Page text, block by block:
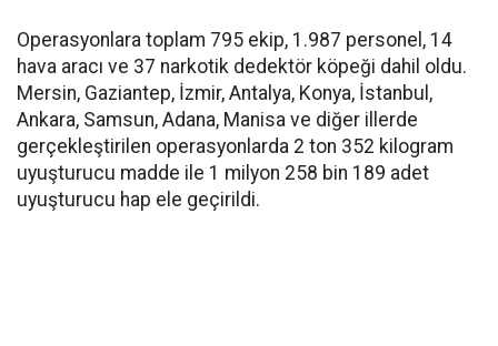
Operasyonlara toplam 795 ekip, 1.987 personel, 14
hava aracı ve 37 narkotik dedektör köpeği dahil oldu.
Mersin, Gaziantep, İzmir, Antalya, Konya, İstanbul,
Ankara, Samsun, Adana, Manisa ve diğer illerde
gerçekleştirilen operasyonlarda 2 ton 352 kilogram
uyuşturucu madde ile 1 milyon 258 bin 189 adet
uyuşturucu hap ele geçirildi.